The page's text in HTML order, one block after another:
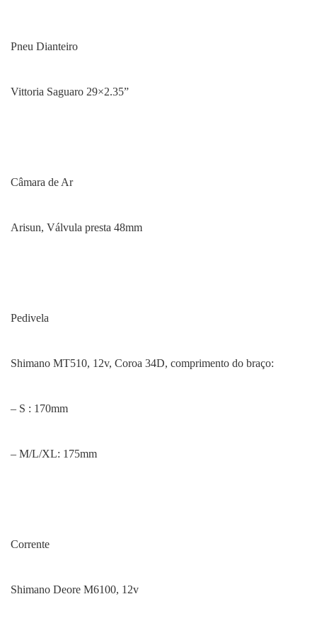
Pneu Dianteiro
Vittoria Saguaro 29×2.35”
Câmara de Ar
Arisun, Válvula presta 48mm
Pedivela
Shimano MT510, 12v, Coroa 34D, comprimento do braço:
– S : 170mm
– M/L/XL: 175mm
Corrente
Shimano Deore M6100, 12v